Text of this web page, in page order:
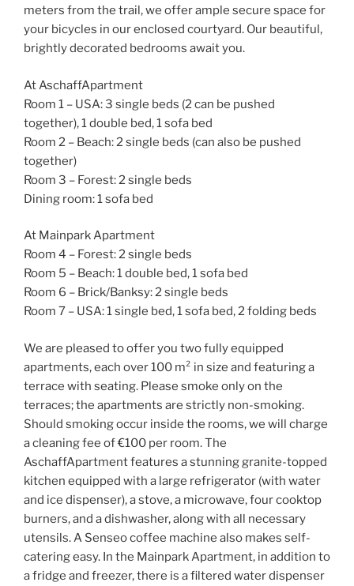
meters from the trail, we offer ample secure space for
your bicycles in our enclosed courtyard. Our beautiful,
brightly decorated bedrooms await you.
At AschaffApartment
Room 1 – USA: 3 single beds (2 can be pushed
together), 1 double bed, 1 sofa bed
Room 2 – Beach: 2 single beds (can also be pushed
together)
Room 3 – Forest: 2 single beds
Dining room: 1 sofa bed
At Mainpark Apartment
Room 4 – Forest: 2 single beds
Room 5 – Beach: 1 double bed, 1 sofa bed
Room 6 – Brick/Banksy: 2 single beds
Room 7 – USA: 1 single bed, 1 sofa bed, 2 folding beds
We are pleased to offer you two fully equipped
apartments, each over 100 m² in size and featuring a
terrace with seating. Please smoke only on the
terraces; the apartments are strictly non-smoking.
Should smoking occur inside the rooms, we will charge
a cleaning fee of €100 per room. The
AschaffApartment features a stunning granite-topped
kitchen equipped with a large refrigerator (with water
and ice dispenser), a stove, a microwave, four cooktop
burners, and a dishwasher, along with all necessary
utensils. A Senseo coffee machine also makes self-
catering easy. In the Mainpark Apartment, in addition to
a fridge and freezer, there is a filtered water dispenser